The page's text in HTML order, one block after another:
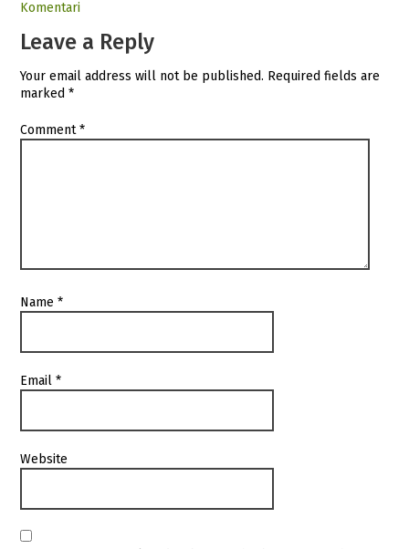
Komentari
Leave a Reply
Your email address will not be published. Required fields are
marked*
Comment*
Name*
Email*
Website